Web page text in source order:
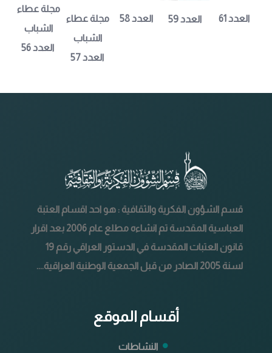
العدد 61 العدد 59 العدد 58
مجلة عطاء
الشباب
العدد 57
مجلة عطاء
الشباب
العدد 56
قسم الشؤون الفكرية والثقافية : هو احد اقسام العتبة
العباسية المقدسة تم انشاءه مطلع عام 2006 بعد اقرار
قانون العتبات المقدسة في الدستور العراقي رقم 19
لسنة 2005 الصادر من قبل الجمعية الوطنية العراقية....
أقسام الموقع
النشاطات